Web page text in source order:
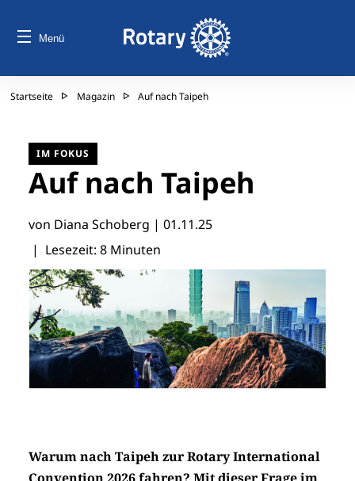
Menü
Startseite Magazin Auf nach Taipeh
IM FOKUS
Auf nach Taipeh
von Diana Schoberg | 01.11.25
| Lesezeit: 8 Minuten
Warum nach Taipeh zur Rotary International